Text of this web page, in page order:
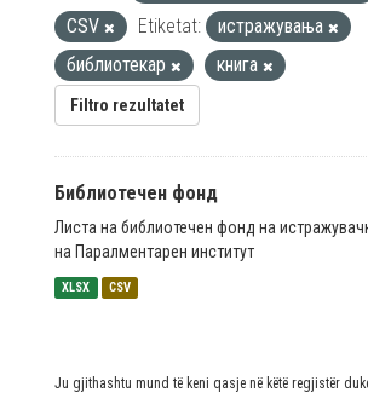
CSV
Etiketat:
истражувања
библиотекар
книга
Filtro rezultatet
Библиотечен фонд
Листа на библиотечен фонд на
на Паралментарен институт
XLSX CSV
Ju gjithashtu mund të keni qasje në këtë regjistër